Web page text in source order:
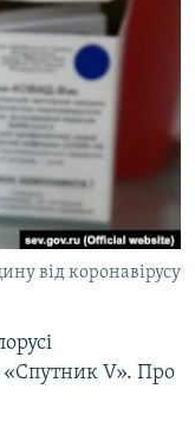
від коронавірусу
«Спутник V». Про